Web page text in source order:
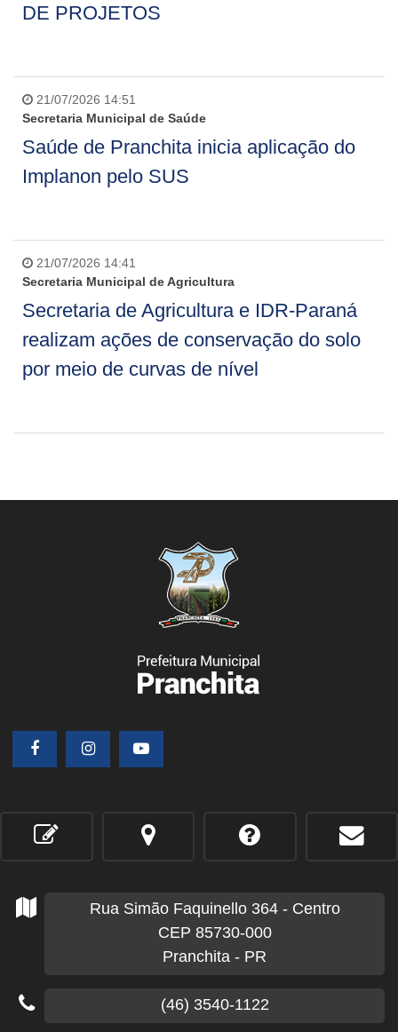
DE PROJETOS
21/07/2026 14:51
Secretaria Municipal de Saúde
Saúde de Pranchita inicia aplicação do
Implanon pelo SUS
21/07/2026 14:41
Secretaria Municipal de Agricultura
Secretaria de Agricultura e IDR-Paraná
realizam ações de conservação do solo
por meio de curvas de nível
Rua Simão Faquinello 364 - Centro
CEP 85730-000
Pranchita - PR
(46) 3540-1122